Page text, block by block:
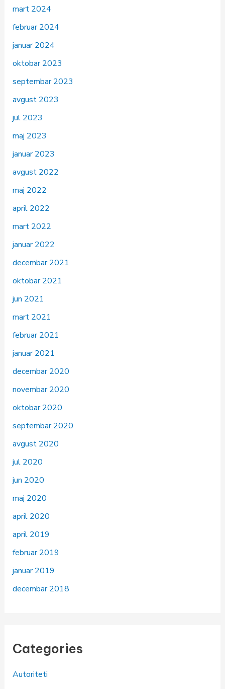
mart 2024
februar 2024
januar 2024
oktobar 2023
septembar 2023
avgust 2023
jul 2023
maj 2023
januar 2023
avgust 2022
maj 2022
april 2022
mart 2022
januar 2022
decembar 2021
oktobar 2021
jun 2021
mart 2021
februar 2021
januar 2021
decembar 2020
novembar 2020
oktobar 2020
septembar 2020
avgust 2020
jul 2020
jun 2020
maj 2020
april 2020
april 2019
februar 2019
januar 2019
decembar 2018
Categories
Autoriteti